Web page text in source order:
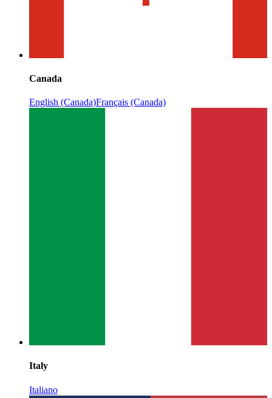
Canada
English (Canada)Français (Canada)
Italy
Italiano